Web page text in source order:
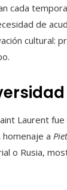
cada
de
cultural:
Laurent
a
o Rusia,